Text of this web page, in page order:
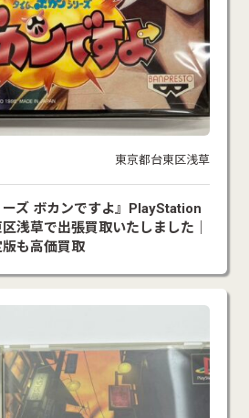
東京都台東区浅草
ーズ ボカンですよ』PlayStation
浅草で出張買取いたしました｜
も高価買取